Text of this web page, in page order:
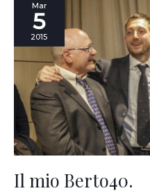
Mar
5
2015
Il mio Berto40.
Berto40.